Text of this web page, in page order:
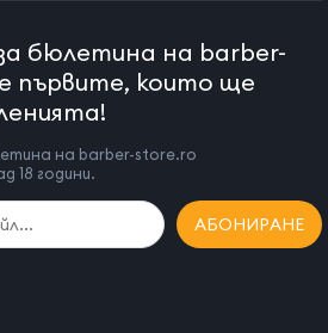
бюлетина на barber-
първите, които ще
на barber-store.ro
18 години.
АБОНИРАНЕ